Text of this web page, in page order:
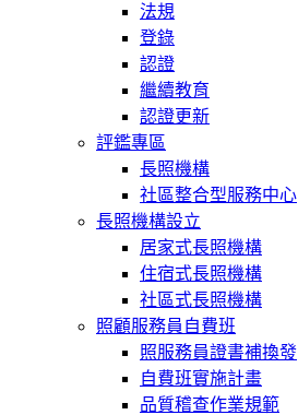
法規
登錄
認證
繼續教育
認證更新
評鑑專區
長照機構
社區整合型服務中心
長照機構設立
居家式長照機構
住宿式長照機構
社區式長照機構
照顧服務員自費班
照服務員證書補換發
自費班實施計畫
品質稽查作業規範